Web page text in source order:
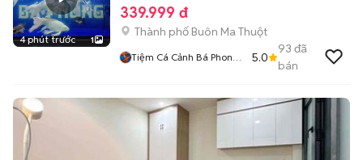
4 phút trước 1
339.999 đ
Thành phố Buôn Ma Thuột
Tiệm Cá Cảnh Bá Phong
5.0
93 đã
bán